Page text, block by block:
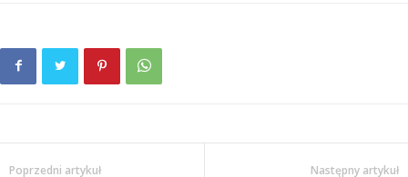
Poprzedni artykuł Następny artykuł